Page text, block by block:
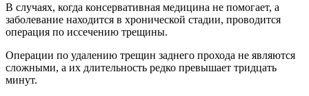
В случаях, когда консервативная медицина не помогает, а
заболевание находится в хронической стадии, проводится
операция по иссечению трещины.
Операции по удалению трещин заднего прохода не являются
сложными, а их длительность редко превышает тридцать
минут.